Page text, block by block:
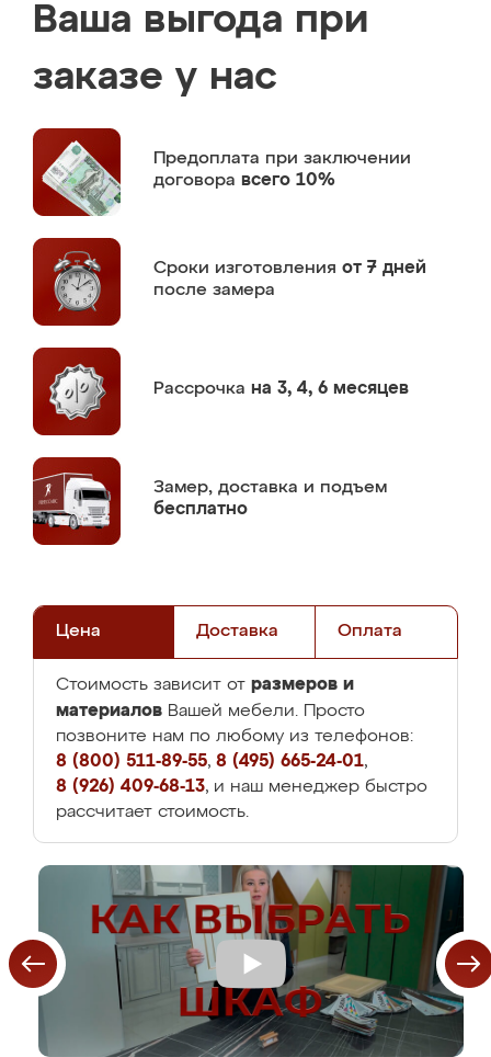
Ваша выгода при
заказе у нас
Предоплата при заключении
договора всего 10%
Сроки изготовления от 7 дней
после замера
Рассрочка на 3, 4, 6 месяцев
Замер, доставка и подъем
бесплатно
Цена Доставка Оплата
Стоимость зависит от размеров и
материалов Вашей мебели. Просто
позвоните нам по любому из телефонов:
8 (800) 511-89-55, 8 (495) 665-24-01,
8 (926) 409-68-13, и наш менеджер быстро
рассчитает стоимость.